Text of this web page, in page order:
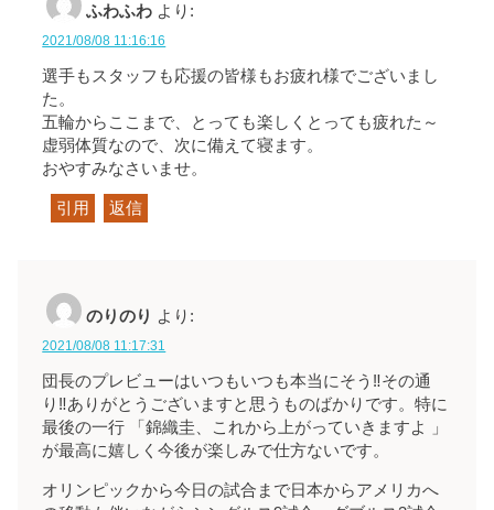
ふわふわ より:
2021/08/08 11:16:16
選手もスタッフも応援の皆様もお疲れ様でございまし
た。
五輪からここまで、とっても楽しくとっても疲れた～
虚弱体質なので、次に備えて寝ます。
おやすみなさいませ。
引用 返信
のりのり より:
2021/08/08 11:17:31
団長のプレビューはいつもいつも本当にそう‼︎その通
り‼︎ありがとうございますと思うものばかりです。特に
最後の一行 「錦織圭、これから上がっていきますよ 」
が最高に嬉しく今後が楽しみで仕方ないです。
オリンピックから今日の試合まで日本からアメリカへ